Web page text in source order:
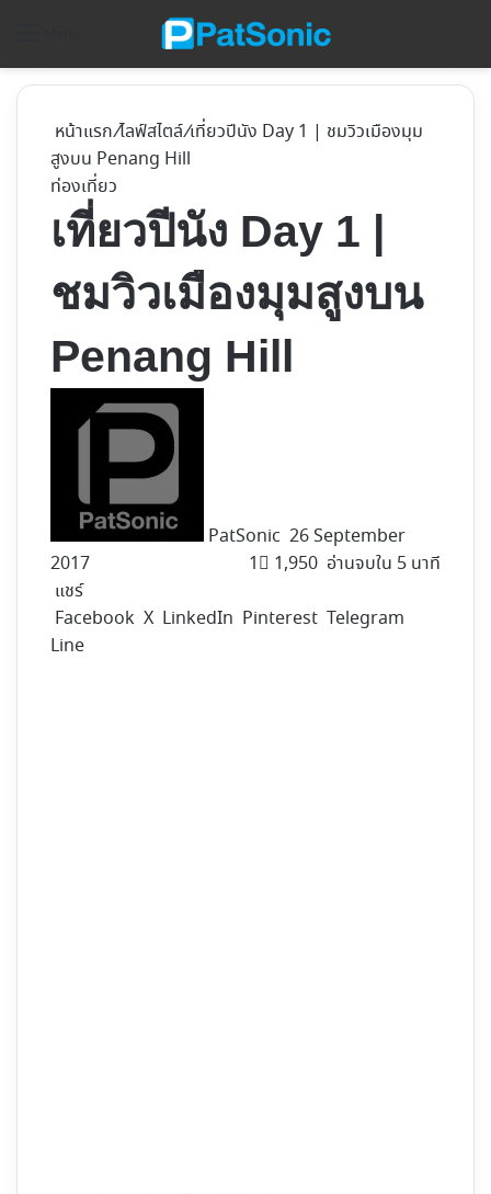
หน้าแรก/ไลฟ์สไตล์/เที่ยวปีนัง Day 1 | ชมวิวเมืองมุม
สูงบน Penang Hill
ท่องเที่ยว
เที่ยวปีนัง Day 1 |
ชมวิวเมืองมุมสูงบน
Penang Hill
PatSonic 26 September
2017
1 1,950 อ่านจบใน 5 นาที
แชร์
Facebook X LinkedIn Pinterest Telegram
Line